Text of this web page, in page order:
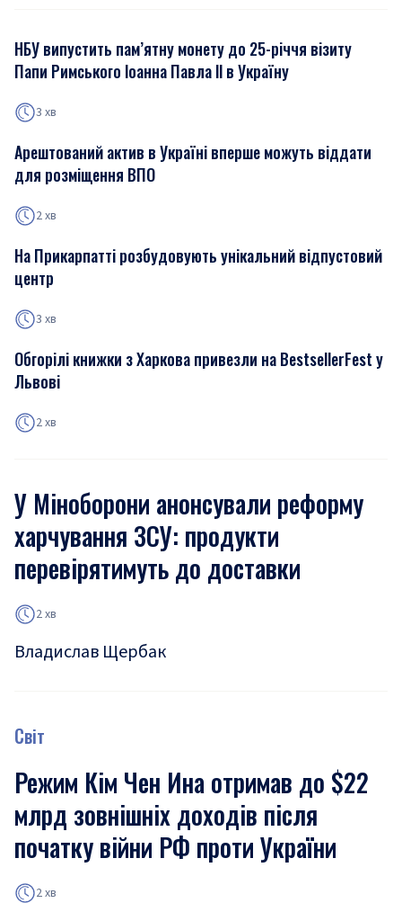
НБУ випустить пам’ятну монету до 25-річчя візиту
Папи Римського Іоанна Павла ІІ в Україну
3 хв
Арештований актив в Україні вперше можуть віддати
для розміщення ВПО
2 хв
На Прикарпатті розбудовують унікальний відпустовий
центр
3 хв
Обгорілі книжки з Харкова привезли на BestsellerFest у
Львові
2 хв
У Міноборони анонсували реформу
харчування ЗСУ: продукти
перевірятимуть до доставки
2 хв
Владислав Щербак
Світ
Режим Кім Чен Ина отримав до $22
млрд зовнішніх доходів після
початку війни РФ проти України
2 хв